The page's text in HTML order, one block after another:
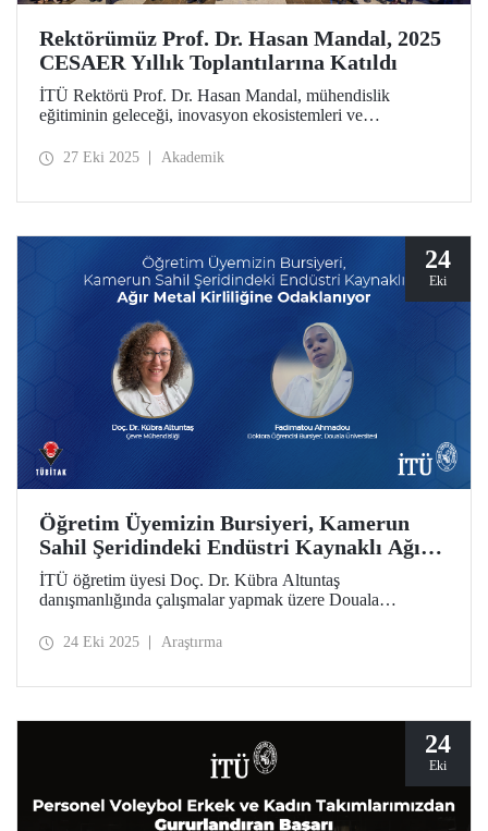
Rektörümüz Prof. Dr. Hasan Mandal, 2025
CESAER Yıllık Toplantılarına Katıldı
İTÜ Rektörü Prof. Dr. Hasan Mandal, mühendislik
eğitiminin geleceği, inovasyon ekosistemleri ve
öncü rolünün ele alındığı 2025 CESAER Yıllık
27 Eki 2025 Akademik
24
Eki
Öğretim Üyemizin Bursiyeri, Kamerun
Sahil Şeridindeki Endüstri Kaynaklı Ağır
Metal Kirliliğine Odaklanıyor
İTÜ öğretim üyesi Doç. Dr. Kübra Altuntaş
danışmanlığında çalışmalar yapmak üzere Douala
2216B TÜBİTAK-TWAS Doktora Sırası ve Doktora
24 Eki 2025 Araştırma
24
Eki